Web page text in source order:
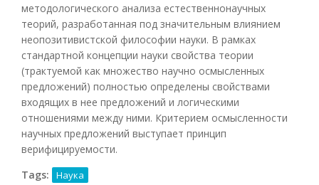
методологического анализа естественнонаучных
теорий, разработанная под значительным влиянием
неопозитивистской философии науки. В рамках
стандартной концепции науки свойства теории
(трактуемой как множество научно осмысленных
предложений) полностью определены свойствами
входящих в нее предложений и логическими
отношениями между ними. Критерием осмысленности
научных предложений выступает принцип
верифицируемости.
Tags:
Наука